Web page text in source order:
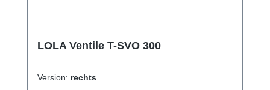
LOLA Ventile T-SVO 300
Version: rechts